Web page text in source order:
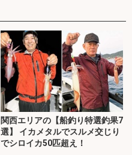
関西エリアの【船釣り特選釣果7
選】 イカメタルでスルメ交じり
でシロイカ50匹超え！